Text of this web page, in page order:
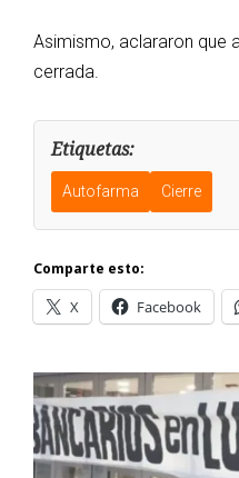
Asimismo, aclararon que
cerrada.
Etiquetas:
Autofarma Cierre
Comparte esto:
X Facebook